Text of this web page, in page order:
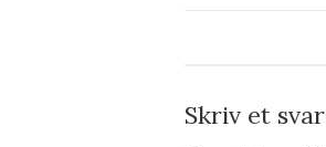
Skriv et svar